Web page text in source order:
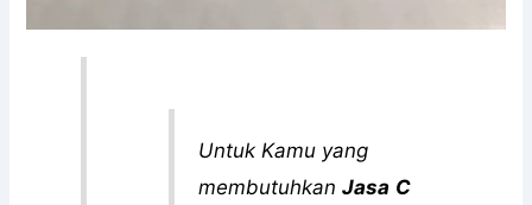
Untuk Kamu yang
membutuhkanJasa C